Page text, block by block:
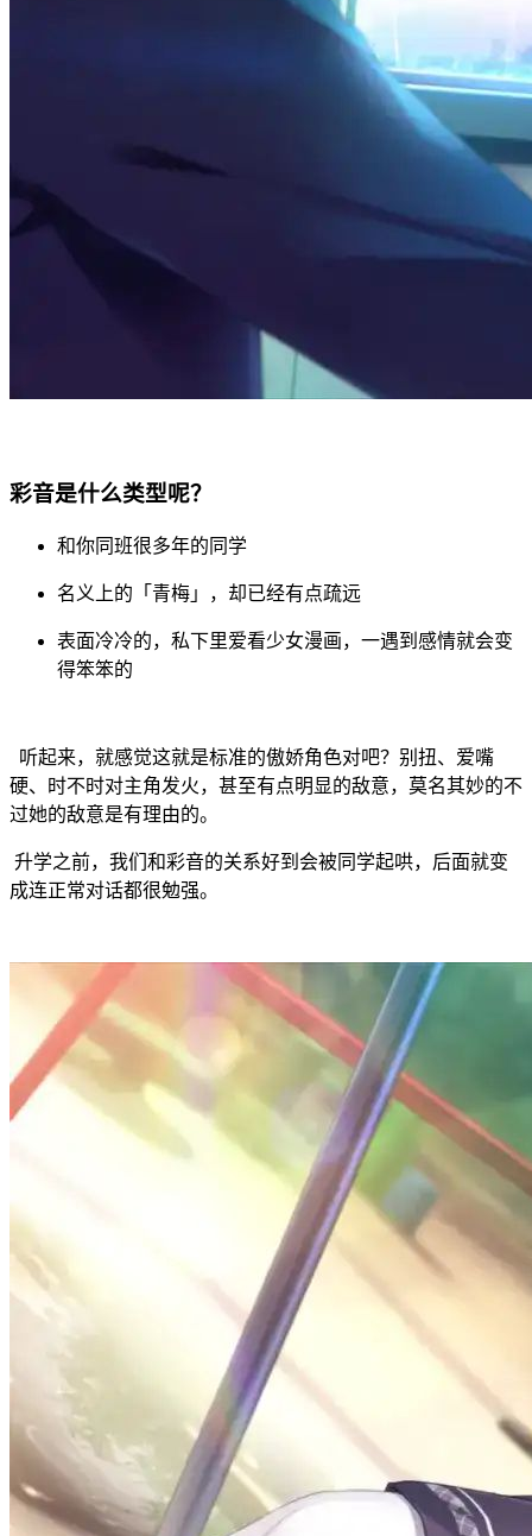
彩音是什么类型呢？
和你同班很多年的同学
名义上的「青梅」，却已经有点疏远
表面冷冷的，私下里爱看少女漫画，一遇到感情就会变
得笨笨的
听起来，就感觉这就是标准的傲娇角色对吧？别扭、爱嘴
硬、时不时对主角发火，甚至有点明显的敌意，莫名其妙的不
过她的敌意是有理由的。
升学之前，我们和彩音的关系好到会被同学起哄，后面就变
成连正常对话都很勉强。